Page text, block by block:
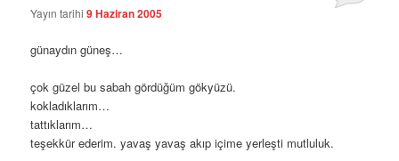
Yayın tarihi9 Haziran 2005
günaydın güneş…
çok güzel bu sabah gördüğüm gökyüzü.
kokladıklarım…
tattıklarım…
teşekkür ederim. yavaş yavaş akıp içime yerleşti mutluluk.